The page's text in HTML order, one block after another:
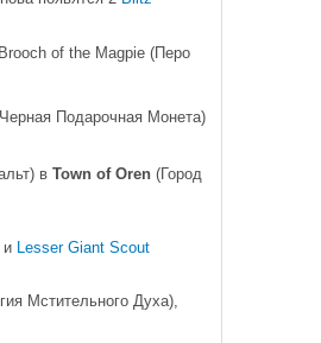
Brooch of the Magpie (Перо
Подарочная Монета)
в Town of Oren (Город
и Lesser Giant Scout
Мстительного Духа),